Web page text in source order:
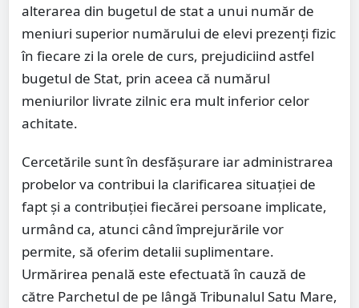
alterarea din bugetul de stat a unui număr de
meniuri superior numărului de elevi prezenți fizic
în fiecare zi la orele de curs, prejudiciind astfel
bugetul de Stat, prin aceea că numărul
meniurilor livrate zilnic era mult inferior celor
achitate.
Cercetările sunt în desfășurare iar administrarea
probelor va contribui la clarificarea situației de
fapt și a contribuției fiecărei persoane implicate,
urmând ca, atunci când împrejurările vor
permite, să oferim detalii suplimentare.
Urmărirea penală este efectuată în cauză de
către Parchetul de pe lângă Tribunalul Satu Mare,